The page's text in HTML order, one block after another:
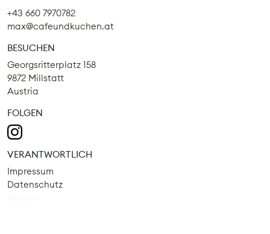
+43 660 7970782
max@cafeundkuchen.at
BESUCHEN
Georgsritterplatz 158
9872 Millstatt
Austria
FOLGEN
VERANTWORTLICH
Impressum
Datenschutz